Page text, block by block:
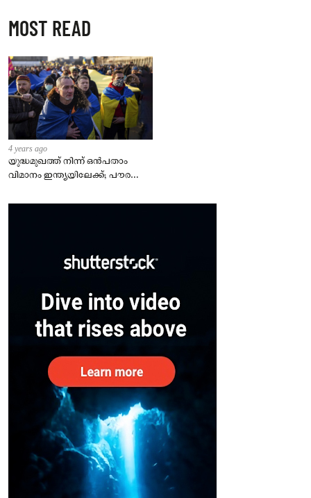
MOST READ
4 years ago
യുദ്ധമുഖത്ത് നിന്ന് ഒൻപതാം
വിമാനം ഇന്ത്യയിലേക്ക്; പൗരന്മാർ
– കേന്ദ്രം